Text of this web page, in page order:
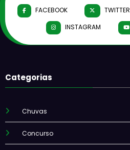
FACEBOOK TWITTER
INSTAGRAM
Categorias
Chuvas
Concurso